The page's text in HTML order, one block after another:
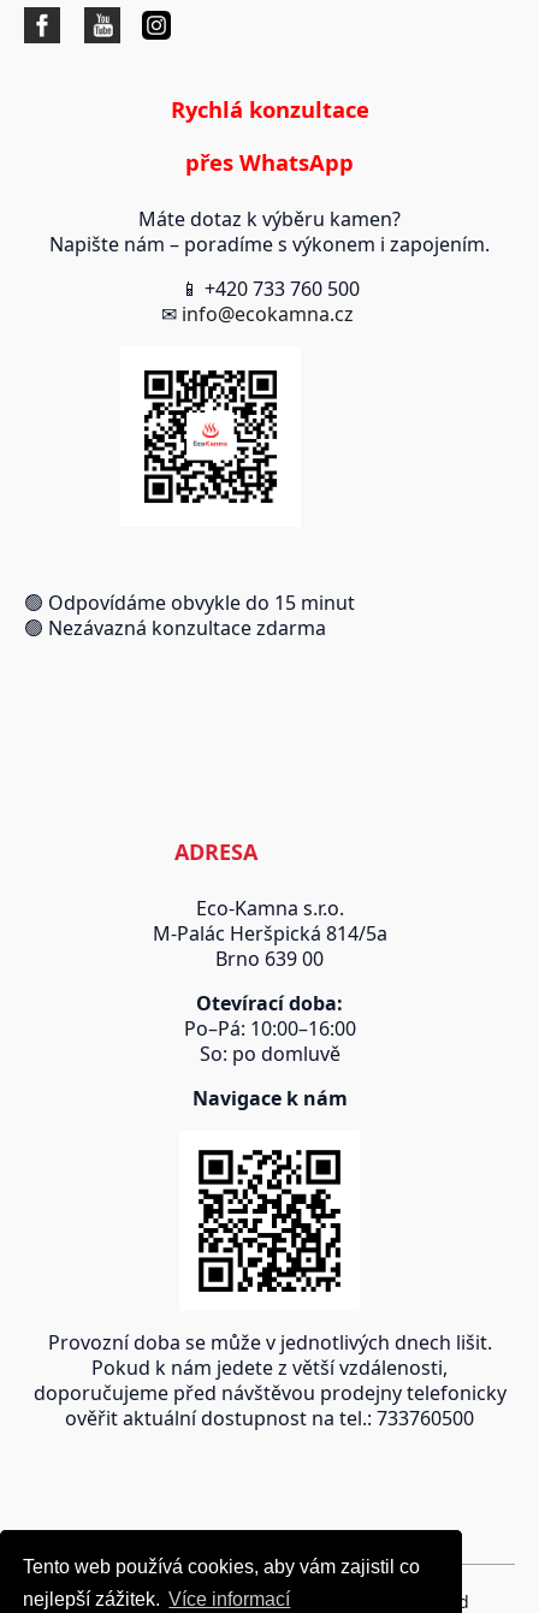
Tento web používá cookies, aby vám zajistil co
nejlepší zážitek. Více informací
Tento web používá cookies, aby vám zajistil co
nejlepší zážitek. Více informací
Rychlá konzultace
přes WhatsApp
Máte dotaz k výběru kamen?
Napište nám – poradíme s výkonem i zapojením.
📱 +420 733 760 500
✉ info@ecokamna.cz
🟢 Odpovídáme obvykle do 15 minut
🟢 Nezávazná konzultace zdarma
ADRESA
Eco-Kamna s.r.o.
M-Palác Heršpická 814/5a
Brno 639 00
Otevírací doba:
Po–Pá: 10:00–16:00
So: po domluvě
Navigace k nám
Provozní doba se může v jednotlivých dnech lišit.
Pokud k nám jedete z větší vzdálenosti,
doporučujeme před návštěvou prodejny telefonicky
ověřit aktuální dostupnost na tel.: 733760500
Copyright © 2024 oravakrb.sk, All rights reserved